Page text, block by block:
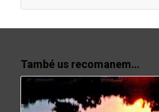
També us recomanem…